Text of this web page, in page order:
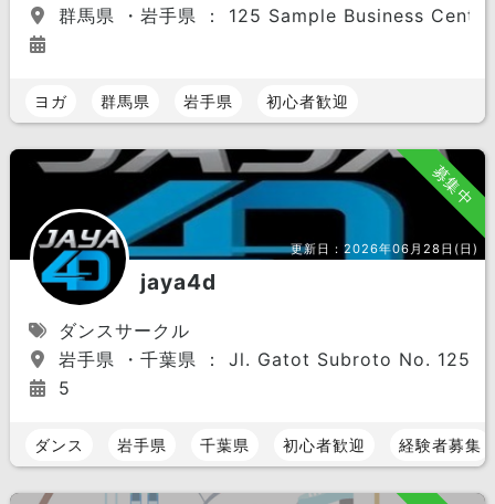
群馬県 ・岩手県 ： 125 Sample Business
ヨガ 群馬県 岩手県 初心者歓迎
募集中
更新日：2026年06月28日(日)
jaya4d
ダンスサークル
岩手県 ・千葉県 ： Jl. Gatot Subroto No.
5
ダンス 岩手県 千葉県 初心者歓迎 経験者募集